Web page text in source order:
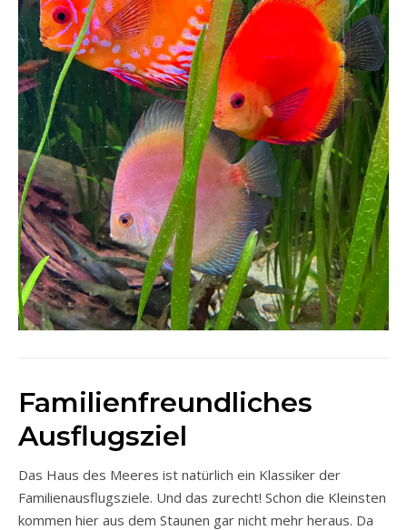
Familienfreundliches
Ausflugsziel
Das Haus des Meeres ist natürlich ein Klassiker der
Familienausflugsziele. Und das zurecht! Schon die Kleinsten
kommen hier aus dem Staunen gar nicht mehr heraus. Da